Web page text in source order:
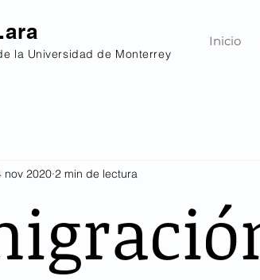
la Universidad de Monterrey
Inicio
nov 2020 2 min de lectura